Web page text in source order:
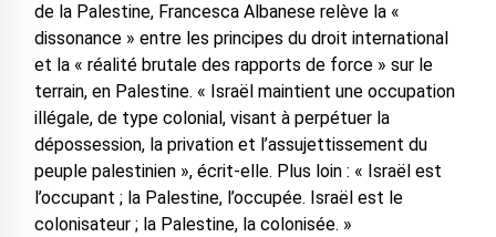
de la Palestine, Francesca Albanese relève la «
dissonance » entre les principes du droit international
et la « réalité brutale des rapports de force » sur le
terrain, en Palestine. « Israël maintient une occupation
illégale, de type colonial, visant à perpétuer la
dépossession, la privation et l’assujettissement du
peuple palestinien », écrit-elle. Plus loin : « Israël est
l’occupant ; la Palestine, l’occupée. Israël est le
colonisateur ; la Palestine, la colonisée. »